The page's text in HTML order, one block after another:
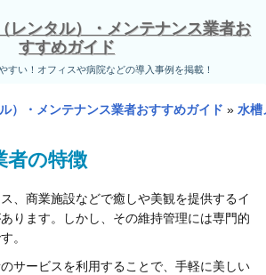
レンタル）・メンテナンス業者お
すすめガイド
すい！オフィスや病院などの導入事例を掲載！
）・メンテナンス業者おすすめガイド »水槽
者の特徴
、商業施設などで癒しや美観を提供するイ
ります。しかし、その維持管理には専門的
。
サービスを利用することで、手軽に美しい